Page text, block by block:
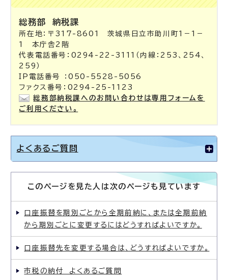
総務部 納税課
所在地：〒317-8601 茨城県日立市助川町1－1－
1 本庁舎2階
代表電話番号：0294-22-3111（内線：253、254、
259）
IP電話番号 ：050-5528-5056
ファクス番号：0294-25-1123
総務部納税課へのお問い合わせは専用フォームを
ご利用ください。
よくあるご質問
このページを見た人は次のページも見ています
口座振替を期別ごとから全期前納に、または全期前納
から期別ごとに変更するにはどうすればよいですか。
口座振替先を変更する場合は、どうすればよいですか。
市税の納付 よくあるご質問